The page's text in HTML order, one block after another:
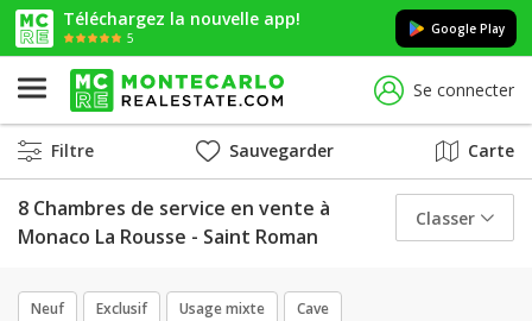
Téléchargez la nouvelle app!
5
Google Play
Se connecter
Filtre Sauvegarder Carte
8 Chambres de service en vente à
Monaco La Rousse - Saint Roman
Classer
Neuf Exclusif Usage mixte Cave